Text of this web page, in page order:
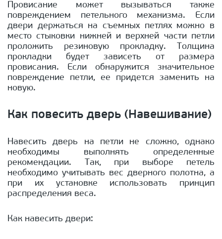
Провисание может вызываться также
повреждением петельного механизма. Если
двери держаться на съемных петлях можно в
место стыковки нижней и верхней части петли
проложить резиновую прокладку. Толщина
прокладки будет зависеть от размера
провисания. Если обнаружится значительное
повреждение петли, ее придется заменить на
новую.
Как повесить дверь (Навешивание)
Навесить дверь на петли не сложно, однако
необходимы выполнять определенные
рекомендации. Так, при выборе петель
необходимо учитывать вес дверного полотна, а
при их установке использовать принцип
распределения веса.
Как навесить двери: